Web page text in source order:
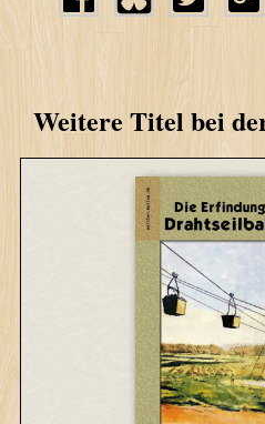
Weitere Titel bei